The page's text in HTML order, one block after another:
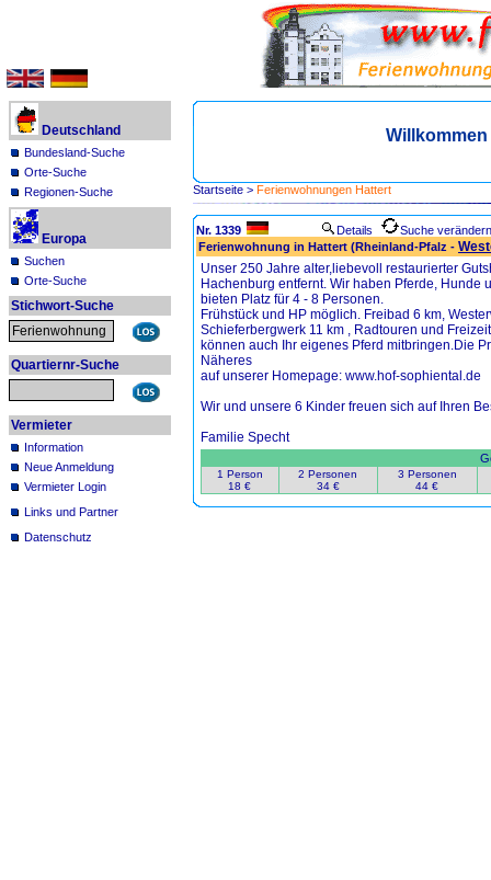
Deutschland
Bundesland-Suche
Orte-Suche
Regionen-Suche
Europa
Suchen
Orte-Suche
Stichwort-Suche
Quartiernr-Suche
Vermieter
Information
Neue Anmeldung
Vermieter Login
Links und Partner
Datenschutz
Startseite > Ferienwohnungen Hattert
Nr. 1339 Details
Suche verändern
Ferienwohnung in Hattert (Rheinland-Pfalz -
Unser 250 Jahre alter,liebevoll restaurierter
Hachenburg entfernt. Wir haben Pferde,
bieten Platz für 4 - 8 Personen.
Frühstück und HP möglich. Freibad 6 km,
Schieferbergwerk 11 km , Radtouren und
können auch Ihr eigenes Pferd mitbringen.Die
Näheres
auf unserer Homepage: www.hof-sophiental.de
Wir und unsere 6 Kinder freuen sich auf Ihren
Familie Specht
1 Person
18 €
2 Personen
34 €
3 Personen
44 €